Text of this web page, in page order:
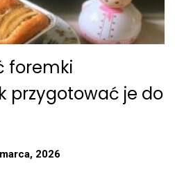
foremki
przygotować je do
2026